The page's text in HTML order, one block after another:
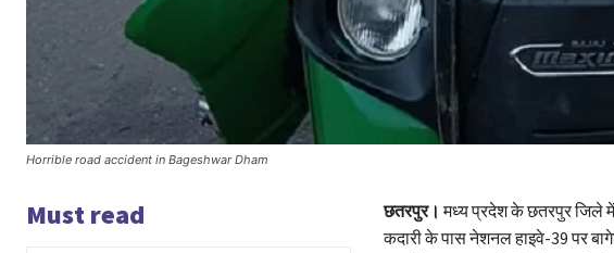
Horrible road accident in Bageshwar Dham
Must read छतरपुर। मध्य प्रदेश के छतरपुर जिले
कदारी के पास नेशनल हाइवे-39 पर